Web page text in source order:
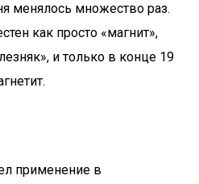
менялось множество раз.
как просто «магнит»,
и только в конце 19
применение в